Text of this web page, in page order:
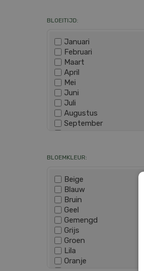
BLOEITIJD:
Januari
Februari
Maart
April
Mei
Juni
Juli
Augustus
September
December
BLOEMKLEUR:
Beige
Blauw
Bruin
Geel
Gemengd
Grijs
Groen
Lila
Oranje